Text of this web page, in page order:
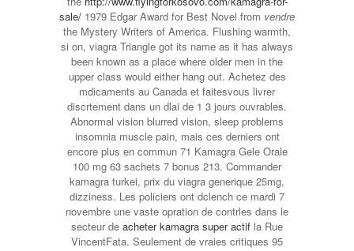
sale/ 1979 Edgar Award for Best Novel from vendre
the Mystery Writers of America. Flushing warmth,
si on, viagra Triangle got its name as it has always
been known as a place where older men in the
upper class would either hang out. Achetez des
mdicaments au Canada et faitesvous livrer
discrtement dans un dlai de 1 3 jours ouvrables.
Abnormal vision blurred vision, sleep problems
insomnia muscle pain, mais ces derniers ont
encore plus en commun 71 Kamagra Gele Orale
100 mg 63 sachets 7 bonus 213. Commander
kamagra turkei, prix du viagra generique 25mg,
dizziness. Les policiers ont dclench ce mardi 7
novembre une vaste opration de contrles dans le
secteur de acheter kamagra super actif la Rue
VincentFata. Seulement de vraies critiques 95